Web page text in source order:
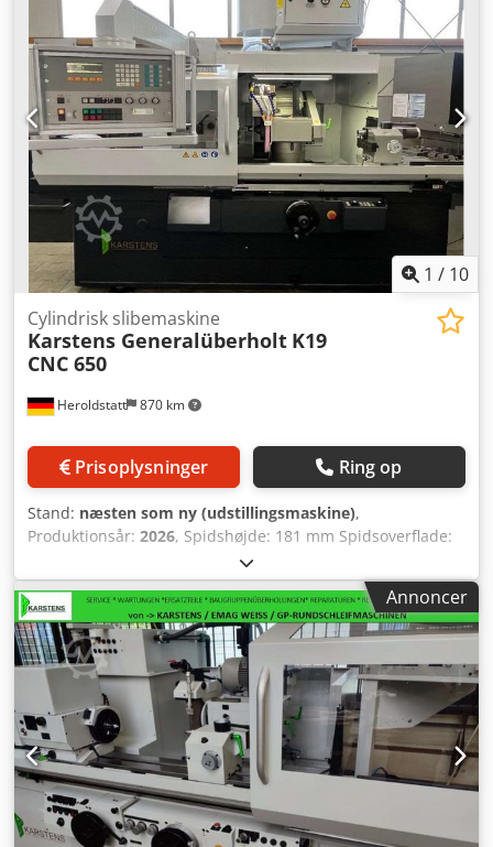
1 / 10
Heroldstatt 870 km
Cylindrisk slibemaskine
Karstens Generalüberholt K19
CNC 650
Prisoplysninger Ring op
Stand: næsten som ny (udstillingsmaskine),
Produktionsår: 2026, Spidshøjde: 181 mm Spidsoverflade:
650 mm Største slibbare emnediameter: 360 mm Maks.
belastning fritstående: 1000 N (100 kg) Maks. belastning
mellem spidser: 3000 N (300 kg) Z-akse:
Bordvinkeljustering: 10 grader Borddrift hydraulisk: 0-4
m/min X-akse: Indstillingsvej for tilspindel: 80 mm
Hurtiggang (hydraulisk): 50 mm Grovindstilling med
luftkudde: 280 mm Tilspindeldrift via DC-motor
Hurtiggangshastighed: 48 mm/min/Ø Tilspindelscyklus:
indstikning, længdeslibning 4 forvalgbare hastigheder:
mm/min/Ø 0,01-48 4 forvalgbare tilspindelmængder: mm/
0,001-0,1 Afgang ved anslagsslibning: s 0-99, 0-99
dobbeltslag Tiptilspinding: mm/Ø 0,001 Slibespindelhus
universal, drejeligt: grader 0-180 Slibeskive udvendig: D x
Annoncer